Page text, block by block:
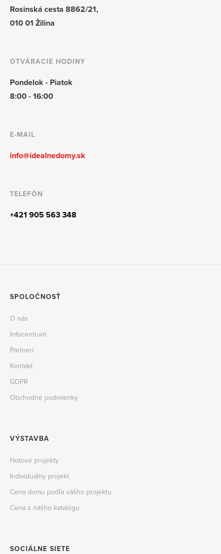
Rosinská cesta 8862/21,
010 01 Žilina
OTVÁRACIE HODINY
Pondelok - Piatok
8:00 - 16:00
E-MAIL
info@idealnedomy.sk
TELEFÓN
+421 905 563 348
SPOLOČNOSŤ
O nás
Infocentrum
Partneri
Kontakt
GDPR
Obchodné podmienky
VÝSTAVBA
Hotové projekty
Individuálny projekt
Cena domu podľa vášho projektu
Cena z nášho katalógu
SOCIÁLNE SIETE